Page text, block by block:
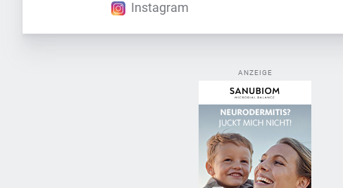
Instagram
ANZEIGE